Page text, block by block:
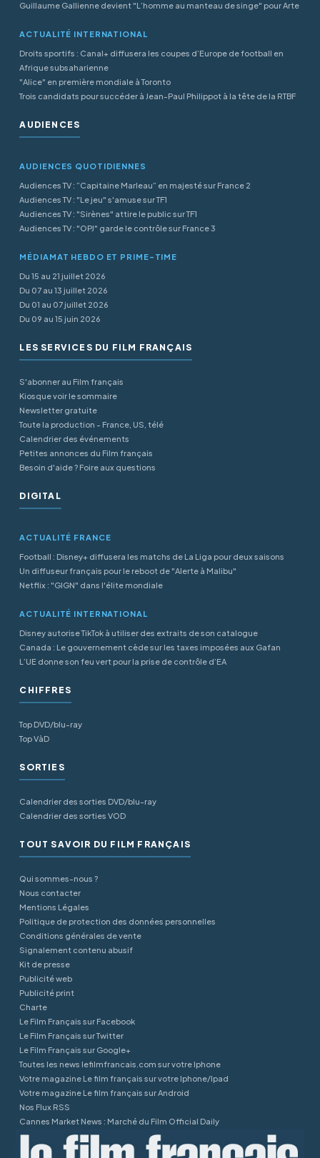
Guillaume Gallienne devient "L’homme au manteau de singe" pour Arte
ACTUALITÉ INTERNATIONAL
Droits sportifs : Canal+ diffusera les coupes d’Europe de football en
Afrique subsaharienne
"Alice" en première mondiale à Toronto
Trois candidats pour succéder à Jean-Paul Philippot à la tête de la RTBF
AUDIENCES
AUDIENCES QUOTIDIENNES
Audiences TV : “Capitaine Marleau” en majesté sur France 2
Audiences TV : "Le jeu" s'amuse sur TF1
Audiences TV : "Sirènes" attire le public sur TF1
Audiences TV : "OPJ" garde le contrôle sur France 3
MÉDIAMAT HEBDO ET PRIME-TIME
Du 15 au 21 juillet 2026
Du 07 au 13 juillet 2026
Du 01 au 07 juillet 2026
Du 09 au 15 juin 2026
LES SERVICES DU FILM FRANÇAIS
S'abonner au Film français
Kiosque voir le sommaire
Newsletter gratuite
Toute la production - France, US, télé
Calendrier des événements
Petites annonces du Film français
Besoin d'aide ? Foire aux questions
DIGITAL
ACTUALITÉ FRANCE
Football : Disney+ diffusera les matchs de La Liga pour deux saisons
Un diffuseur français pour le reboot de "Alerte à Malibu"
Netflix : "GIGN" dans l'élite mondiale
ACTUALITÉ INTERNATIONAL
Disney autorise TikTok à utiliser des extraits de son catalogue
Canada : Le gouvernement cède sur les taxes imposées aux Gafan
L’UE donne son feu vert pour la prise de contrôle d’EA
CHIFFRES
Top DVD/blu-ray
Top VàD
SORTIES
Calendrier des sorties DVD/blu-ray
Calendrier des sorties VOD
TOUT SAVOIR DU FILM FRANÇAIS
Qui sommes-nous ?
Nous contacter
Mentions Légales
Politique de protection des données personnelles
Conditions générales de vente
Signalement contenu abusif
Kit de presse
Publicité web
Publicité print
Charte
Le Film Français sur Facebook
Le Film Français sur Twitter
Le Film Français sur Google+
Toutes les news lefilmfrancais.com sur votre Iphone
Votre magazine Le film français sur votre Iphone/Ipad
Votre magazine Le film français sur Android
Nos Flux RSS
Cannes Market News : Marché du Film Official Daily